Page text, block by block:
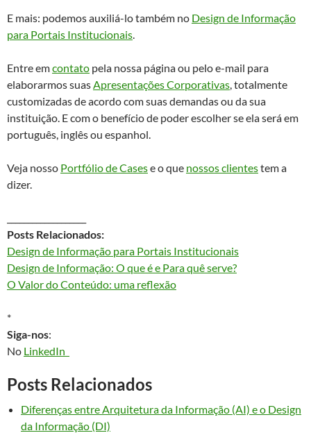
E mais: podemos auxiliá-lo também no Design de Informação
para Portais Institucionais
Entre emcontato pela nossa página ou pelo e-mail para
elaborarmos suas Apresentações Corporativas , totalmente
customizadas de acordo com suas demandas ou da sua
instituição. E com o benefício de poder escolher se ela será em
português, inglês ou espanhol.
Veja nosso Portfólio de Casese o que nossos clientestem a
dizer.
Posts Relacionados:
Design de Informação para Portais Institucionais
Design de Informação: O que é e Para quê serve?
O Valor do Conteúdo: uma reflexão
*
Siga-nos:
No LinkedIn
Posts Relacionados
Diferenças entre Arquitetura da Informação (AI) e o Design
da Informação (DI)